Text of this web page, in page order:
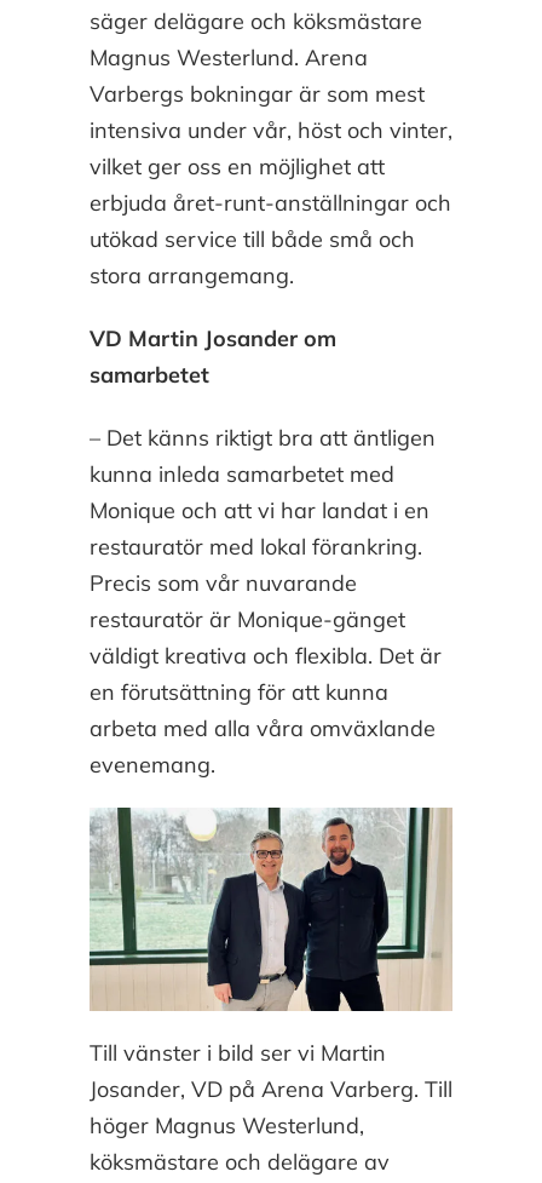
säger delägare och köksmästare
Magnus Westerlund. Arena
Varbergs bokningar är som mest
intensiva under vår, höst och vinter,
vilket ger oss en möjlighet att
erbjuda året-runt-anställningar och
utökad service till både små och
stora arrangemang.
VD Martin Josander om
samarbetet
– Det känns riktigt bra att äntligen
kunna inleda samarbetet med
Monique och att vi har landat i en
restauratör med lokal förankring.
Precis som vår nuvarande
restauratör är Monique-gänget
väldigt kreativa och flexibla. Det är
en förutsättning för att kunna
arbeta med alla våra omväxlande
evenemang.
Till vänster i bild ser vi Martin
Josander, VD på Arena Varberg. Till
höger Magnus Westerlund,
köksmästare och delägare av